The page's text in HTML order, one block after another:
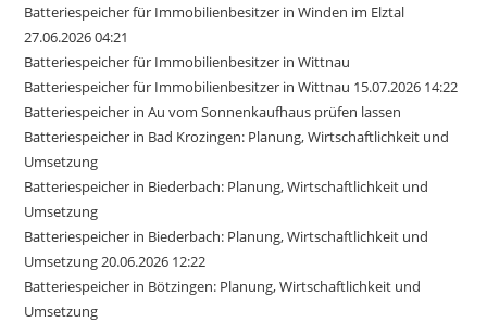
Batteriespeicher für Immobilienbesitzer in Winden im Elztal
27.06.2026 04:21
Batteriespeicher für Immobilienbesitzer in Wittnau
Batteriespeicher für Immobilienbesitzer in Wittnau 15.07.2026 14:22
Batteriespeicher in Au vom Sonnenkaufhaus prüfen lassen
Batteriespeicher in Bad Krozingen: Planung, Wirtschaftlichkeit und
Umsetzung
Batteriespeicher in Biederbach: Planung, Wirtschaftlichkeit und
Umsetzung
Batteriespeicher in Biederbach: Planung, Wirtschaftlichkeit und
Umsetzung 20.06.2026 12:22
Batteriespeicher in Bötzingen: Planung, Wirtschaftlichkeit und
Umsetzung